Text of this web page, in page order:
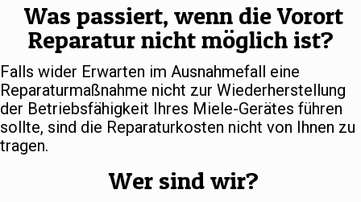
Was passiert, wenn die Vorort
Reparatur nicht möglich ist?
Falls wider Erwarten im Ausnahmefall eine
Reparaturmaßnahme nicht zur Wiederherstellung
der Betriebsfähigkeit Ihres Miele-Gerätes führen
sollte, sind die Reparaturkosten nicht von Ihnen zu
tragen.
Wer sind wir?